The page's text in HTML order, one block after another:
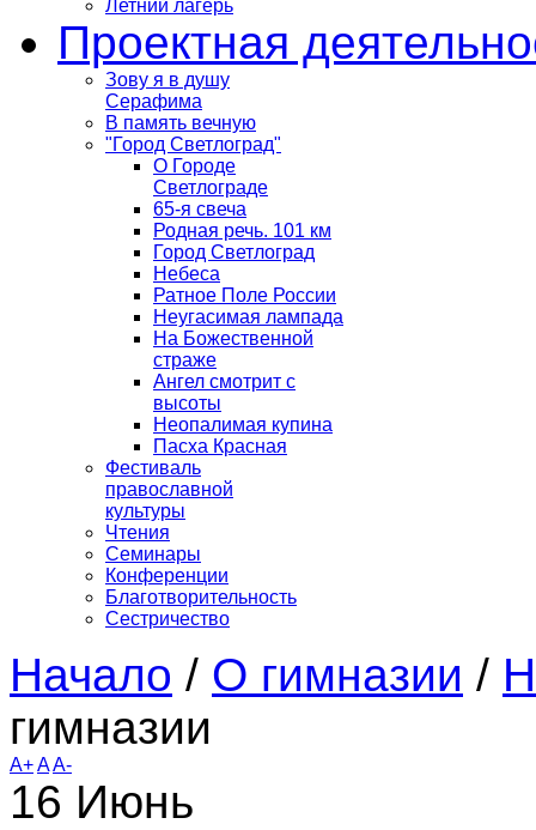
Летний лагерь
Проектная
Зову я в душу
Серафима
В память вечную
"Город Светлоград"
О Городе
Светлограде
65-я свеча
Родная речь. 101 км
Город Светлоград
Небеса
Ратное Поле России
Неугасимая лампада
На Божественной
страже
Ангел смотрит с
высоты
Неопалимая купина
Пасха Красная
Фестиваль
православной
культуры
Чтения
Семинары
Конференции
Благотворительность
Сестричество
Начало / О гимназии /
гимназии
A+AA-
16 Июнь